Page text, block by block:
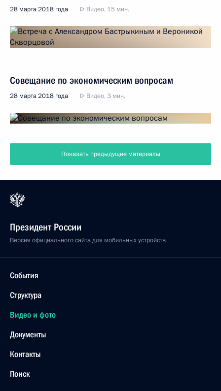
28 марта 2018 года Видео, 15 мин.
Совещание по экономическим вопросам
28 марта 2018 года Видео, 3 мин.
Показать предыдущие материалы
Президент России
Версия официального сайта для мобильных устройств
События
Структура
Видео и фото
Документы
Контакты
Поиск